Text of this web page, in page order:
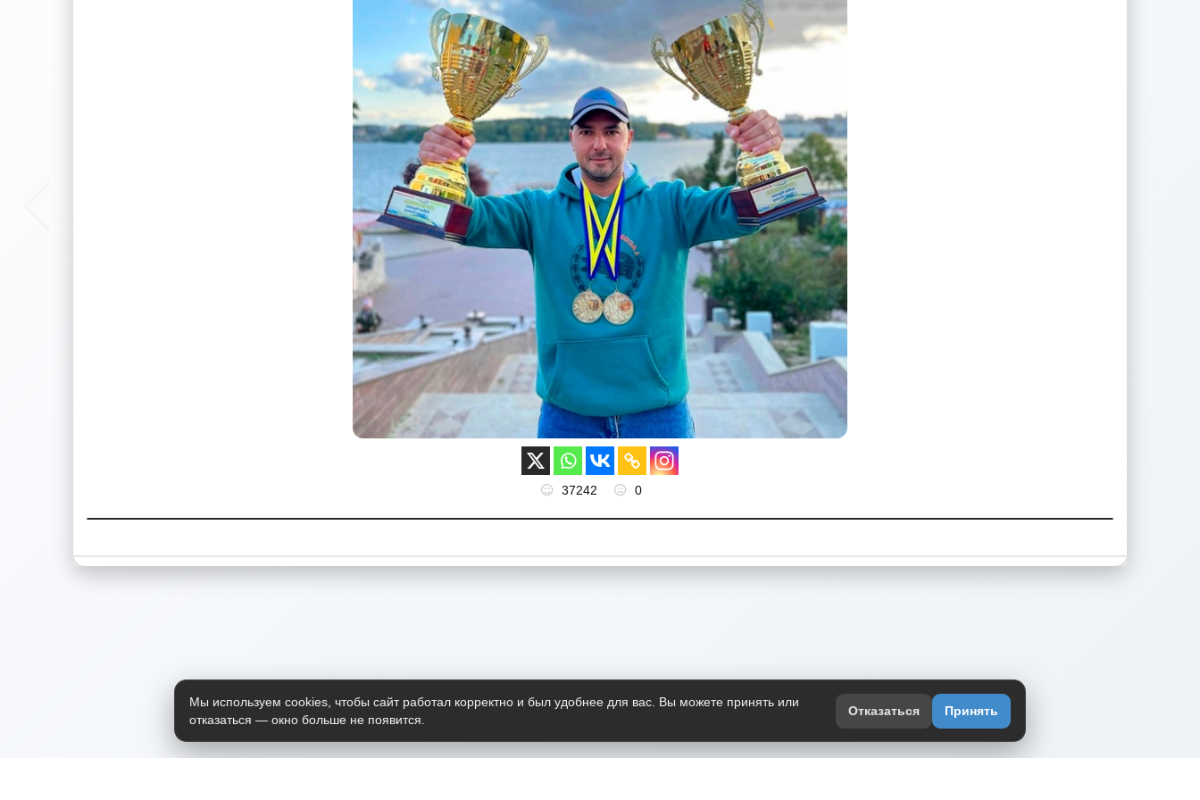
37242 0
Мы используем cookies, чтобы сайт работал корректно и был удобнее для вас. Вы можете принять или
отказаться — окно больше не появится.
Отказаться Принять